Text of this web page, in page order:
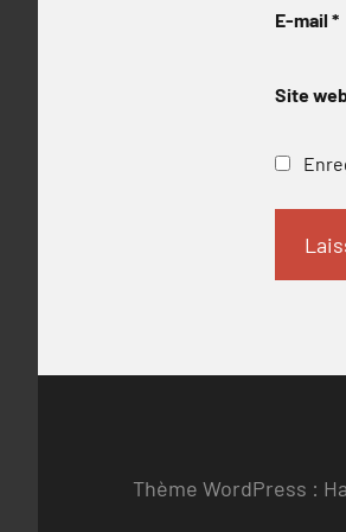
E-mail *
Site
Thème WordPress :